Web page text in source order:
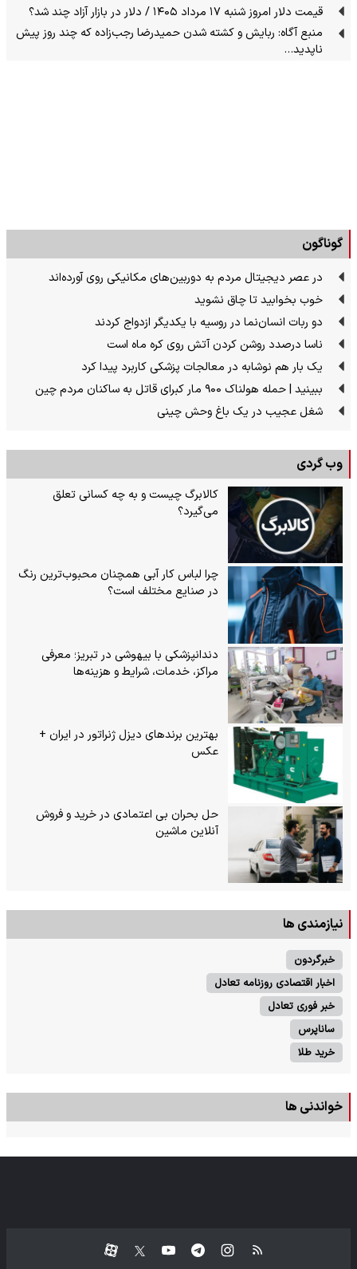
قیمت دلار امروز شنبه ۱۷ مرداد ۱۴۰۵ / دلار در بازار آزاد چند شد؟
منبع آگاه: ربایش و کشته شدن حمیدرضا رجب‌زاده که چند روز پیش
ناپدید…
گوناگون
در عصر دیجیتال مردم به دوربین‌های مکانیکی روی آورده‌اند
خوب بخوابید تا چاق نشوید
دو ربات انسان‌نما در روسیه با یکدیگر ازدواج کردند
ناسا درصدد روشن کردن آتش روی کره ماه است
یک بار هم نوشابه در معالجات پزشکی کاربرد پیدا کرد
ببینید | حمله هولناک ۹۰۰ مار کبرای قاتل به ساکنان مردم چین
شغل عجیب در یک باغ وحش چینی
وب گردی
کالابرگ چیست و به چه کسانی تعلق
می‌گیرد؟
چرا لباس کار آبی همچنان محبوب‌ترین رنگ
در صنایع مختلف است؟
دندانپزشکی با بیهوشی در تبریز؛ معرفی
مراکز، خدمات، شرایط و هزینه‌ها
بهترین برندهای دیزل ژنراتور در ایران +
عکس
حل بحران بی‌ اعتمادی در خرید و فروش
آنلاین ماشین
نیازمندی ها
خبرگردون
اخبار اقتصادی روزنامه تعادل
خبر فوری تعادل
ساناپرس
خرید طلا
خواندنی ها